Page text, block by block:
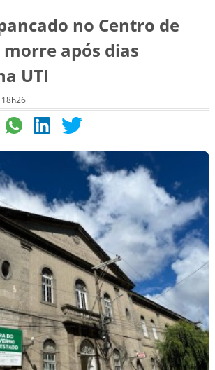
no Centro de
morre após dias
UTI